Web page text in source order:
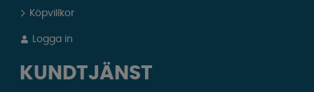
Köpvillkor
Logga in
KUNDTJÄNST